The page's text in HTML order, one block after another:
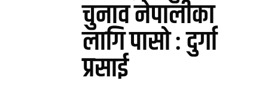
चुनाव नेपालीका
लागि पासो : दुर्गा
प्रसाई